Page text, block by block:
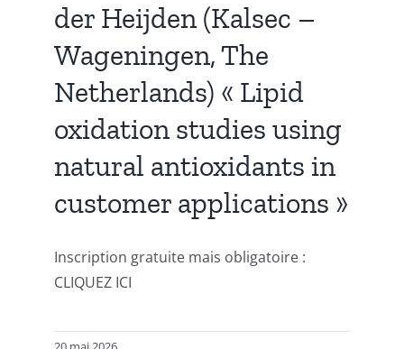
der Heijden (Kalsec –
Wageningen, The
Netherlands) « Lipid
oxidation studies using
natural antioxidants in
customer applications »
Inscription gratuite mais obligatoire :
CLIQUEZ ICI